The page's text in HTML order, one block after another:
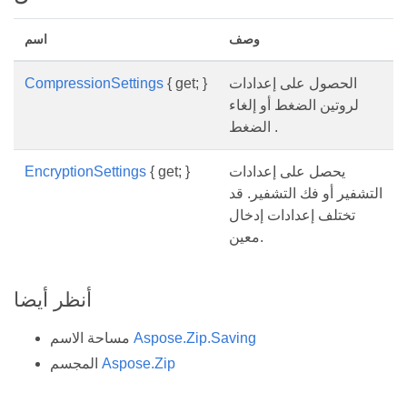
اسم وصف
CompressionSettings { get; }
الحصول على إعدادات
لروتين الضغط أو إلغاء
الضغط .
EncryptionSettings { get; }
يحصل على إعدادات
التشفير أو فك التشفير. قد
تختلف إعدادات إدخال
معين.
أنظر أيضا
Aspose.Zip.Saving
Aspose.Zip